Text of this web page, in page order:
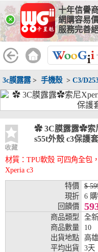
×
十年信譽
網購容易
服務完善
3c膜露露> 手機殼> C3/
收藏
✿ 3C膜露露✿索
s55t外殼 c3保護
材質：TPU軟殼 可四角全包
Xperia c3
特價
$
現折
6
回饋價
商品類型
全
商品數量
10
出貨地點
高
平均出貨
3天
線上分期銀行
WooGii 與 綠界 合作，『
分期付款』 的配合銀行如
分期期數 提供分期
兆豐銀行
彰化銀行
台灣企
銀、元大
行、星展
兆豐銀行
台灣企銀
臺灣新光
銀、元大
行、星展
託、台灣
兆豐銀行